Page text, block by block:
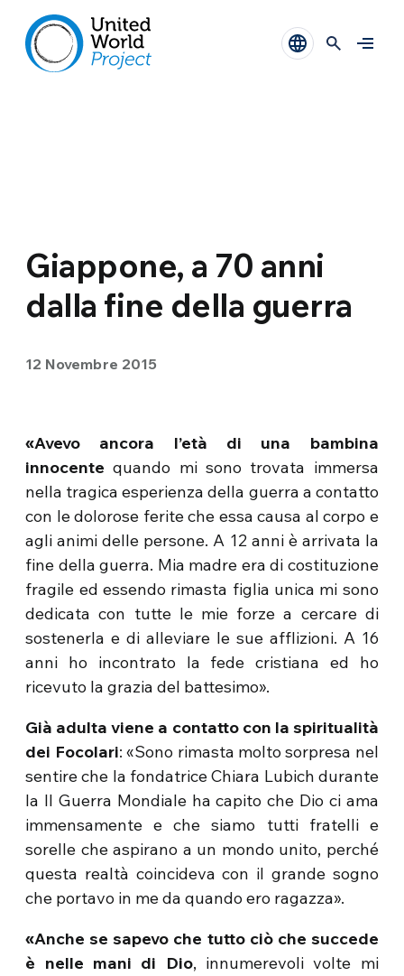
Giappone, a 70 anni
dalla fine della guerra
12 Novembre 2015
«Avevo ancora l’età di una bambina
innocente quando mi sono trovata immersa
nella tragica esperienza della guerra a contatto
con le dolorose ferite che essa causa al corpo e
agli animi delle persone. A 12 anni è arrivata la
fine della guerra. Mia madre era di costituzione
fragile ed essendo rimasta figlia unica mi sono
dedicata con tutte le mie forze a cercare di
sostenerla e di alleviare le sue afflizioni. A 16
anni ho incontrato la fede cristiana ed ho
ricevuto la grazia del battesimo».
Già adulta viene a contatto con la spiritualità
dei Focolari: «Sono rimasta molto sorpresa nel
sentire che la fondatrice Chiara Lubich durante
la II Guerra Mondiale ha capito che Dio ci ama
immensamente e che siamo tutti fratelli e
sorelle che aspirano a un mondo unito, perché
questa realtà coincideva con il grande sogno
che portavo in me da quando ero ragazza».
«Anche se sapevo che tutto ciò che succede
è nelle mani di Dio, innumerevoli volte mi